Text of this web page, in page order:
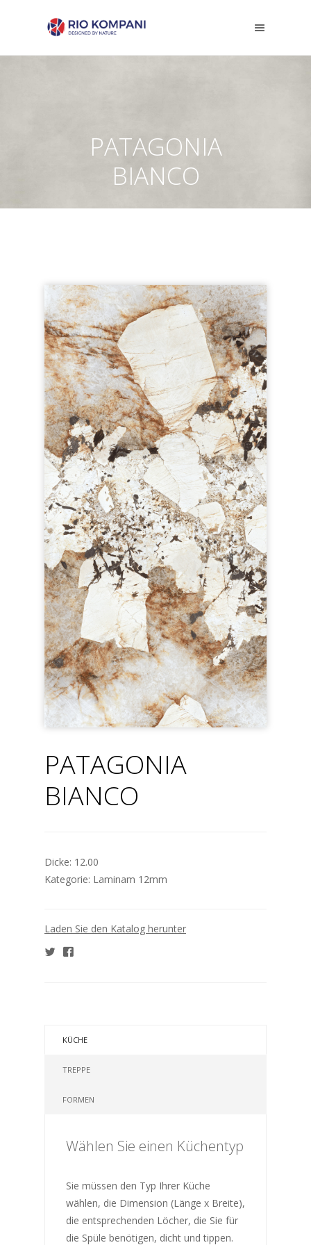
PATAGONIA
BIANCO
PATAGONIA
BIANCO
Dicke: 12.00
Kategorie: Laminam 12mm
Laden Sie den Katalog herunter
KÜCHE
TREPPE
FORMEN
Wählen Sie einen Küchentyp
Sie müssen den Typ Ihrer Küche
wählen, die Dimension (Länge x Breite),
die entsprechenden Löcher, die Sie für
die Spüle benötigen, dicht und tippen.